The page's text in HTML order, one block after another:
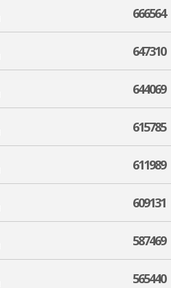
666564
647310
644069
615785
611989
609131
587469
565440